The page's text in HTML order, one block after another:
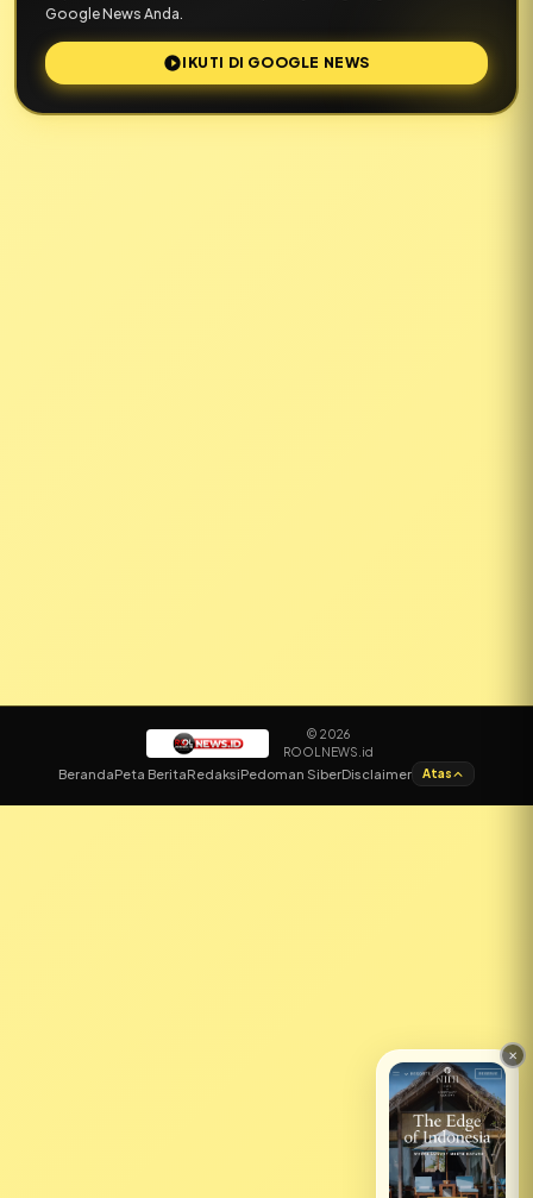
Google News Anda.
IKUTI DI GOOGLE NEWS
✕
© 2026
ROOLNEWS.id
BerandaPeta BeritaRedaksiPedoman SiberDisclaimer Atas